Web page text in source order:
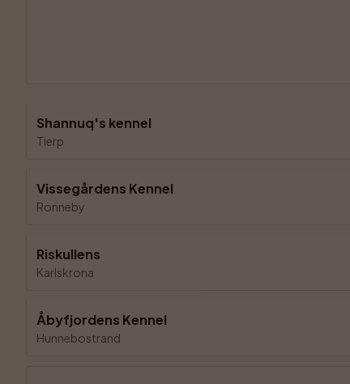
Shannuq's kennel
Tierp
Vissegårdens Kennel
Ronneby
Riskullens
Karlskrona
Åbyfjordens Kennel
Hunnebostrand